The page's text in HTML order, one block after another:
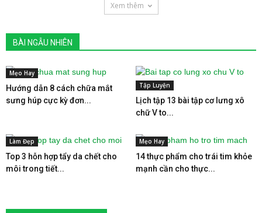
Xem thêm
BÀI NGẪU NHIÊN
Mẹo Hay
Hướng dẫn 8 cách chữa mắt
sưng húp cực kỳ đơn...
Tập Luyện
Lịch tập 13 bài tập cơ lưng xô
chữ V to...
Làm Đẹp
Top 3 hỗn hợp tẩy da chết cho
môi trong tiết...
Mẹo Hay
14 thực phẩm cho trái tim khỏe
mạnh cần cho thực...